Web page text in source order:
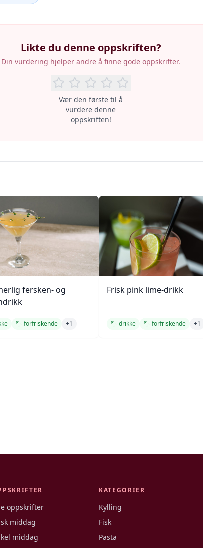
Likte du denne oppskriften?
Din vurdering hjelper andre å finne gode oppskrifter.
Vær den første til å
vurdere denne
oppskriften!
fersken- og
forfriskende +1
Frisk pink lime-drikk
drikke forfriskende +1
oppskrifter
middag
middag
KATEGORIER
Kylling
Fisk
Pasta